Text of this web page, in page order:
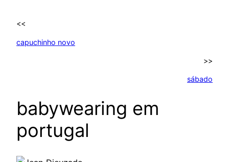
<<
capuchinho novo
>>
sábado
babywearing em
portugal